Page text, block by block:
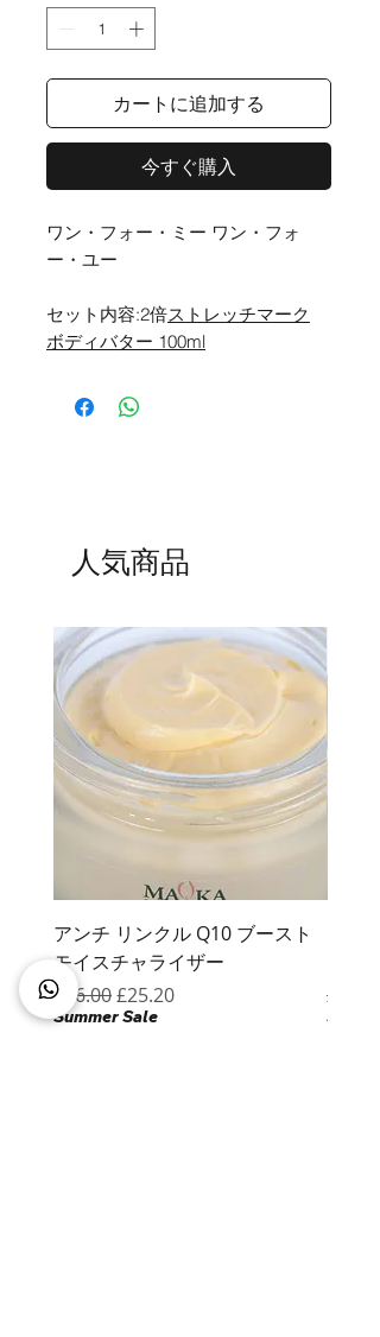
カートに追加する
今すぐ購入
ワン・フォー・ミー ワン・フォ
ー・ユー
セット内容:2倍ストレッチマーク
ボディバター 100ml
人気商品
アンチ リンクル Q10 ブースト
モイスチャライザー
通常価格
£36.00セール価格
£25.20
Summer Sale
通常価
£38.00